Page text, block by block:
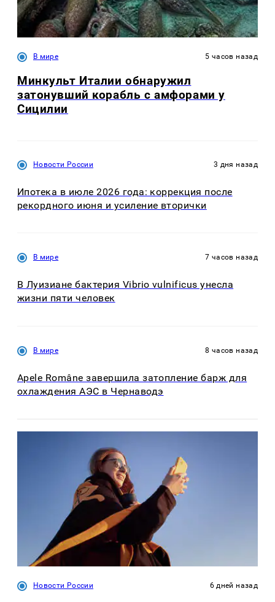
В мире 5 часов назад
Минкульт Италии обнаружил
затонувший корабль с амфорами у
Сицилии
Новости России 3 дня назад
Ипотека в июле 2026 года: коррекция после
рекордного июня и усиление вторички
В мире 7 часов назад
В Луизиане бактерия Vibrio vulnificus унесла
жизни пяти человек
В мире 8 часов назад
Apele Române завершила затопление барж для
охлаждения АЭС в Чернаводэ
Новости России 6 дней назад